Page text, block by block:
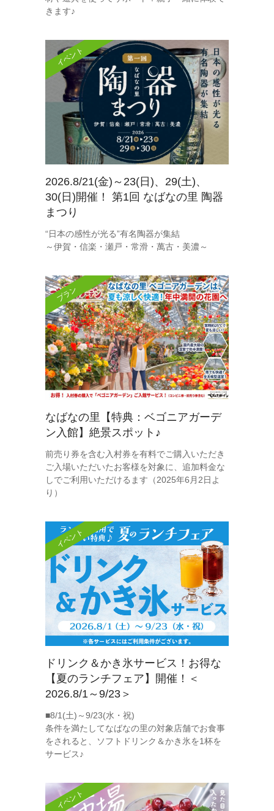
きます♪
イベント
2026.8/21(金)～23(日)、29(土)、
30(日)開催！ 第1回 なばなの里 陶器
まつり
“日本の感性が光る”有名陶器が集結
～伊賀・信楽・瀬戸・常滑・萬古・美濃～
プラン
なばなの里【特典：ベゴニアガーデ
ン入館】絶景スポット♪
前売り券を含む入村券を有料でご購入いただき
ご入場いただいたお客様を対象に、追加料金な
しでご利用いただけるます（2025年6月2日よ
り）
イベント
ドリンク＆かき氷サービス！お得な
【夏のランチフェア】開催！＜
2026.8/1～9/23＞
■8/1(土)～9/23(水・祝)
条件を満たしてなばなの里の対象店舗でお食事
をされると、ソフトドリンク＆かき氷を1杯を
サービス♪
イベント